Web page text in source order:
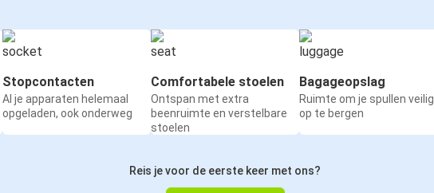
Stopcontacten
Al je apparaten helemaal
opgeladen, ook onderweg
Comfortabele stoelen
Ontspan met extra
beenruimte en verstelbare
stoelen
Bagageopslag
Ruimte om je spullen veilig
op te bergen
Reis je voor de eerste keer met ons?